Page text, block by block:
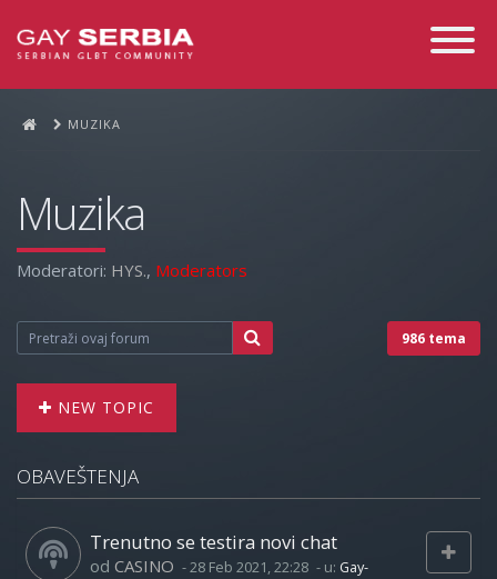
Toggle
MUZIKA
Muzika
Moderatori: HYS., Moderators
986 tema
NEW TOPIC
OBAVEŠTENJA
Trenutno se testira novi chat
od CASINO -28 Feb 2021, 22:28 - u: Gay-